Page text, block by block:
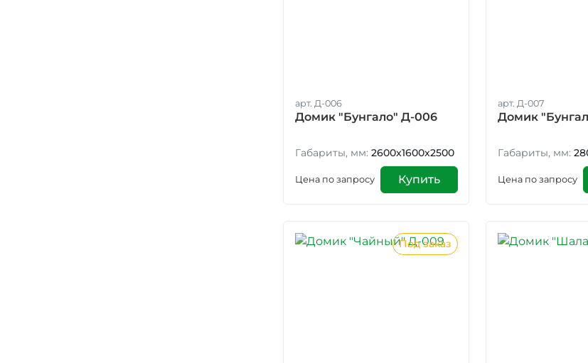
арт. Д-006
Домик "Бунгало" Д-006
Габариты, мм: 2600x1600x2500
Цена по запросу Купить
арт. Д-007
Домик
Габариты, мм:
Цена по запросу
Под заказ